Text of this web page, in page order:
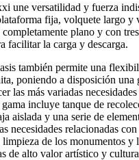
une versatilidad y fuerza
fija, volquete largo y
plano y con
facilitar la carga y descarga.
también permite una
poniendo a disposición una
las más variadas
incluye tanque de
aislada y una serie de
necesidades relacionadas
de los monumentos y
de alto valor artístico y